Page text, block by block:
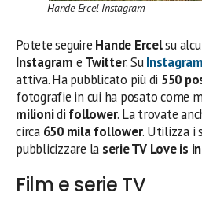
Hande Ercel Instagram
Potete seguire Hande Ercelsu
Instagram e Twitter. SuInstagram
attiva. Ha pubblicato più di 550
fotografie in cui ha posato come
milionidi follower. La trovate
circa 650 mila follower. Utilizza i
pubblicizzare la serie TV Love is
Film e serie TV